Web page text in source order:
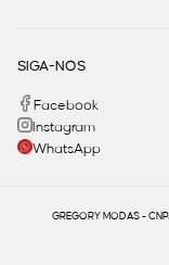
SIGA-NOS
Facebook
Instagram
WhatsApp
GREGORY MODAS -